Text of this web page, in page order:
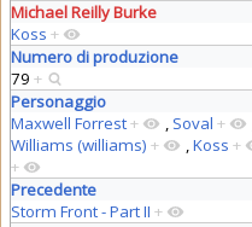
Michael Reilly Burke
Koss +
Numero di produzione
79 +
Personaggio
Maxwell Forrest+ , Soval +
Williams (williams) + ,Koss +
+
Precedente
Storm Front - Part II +